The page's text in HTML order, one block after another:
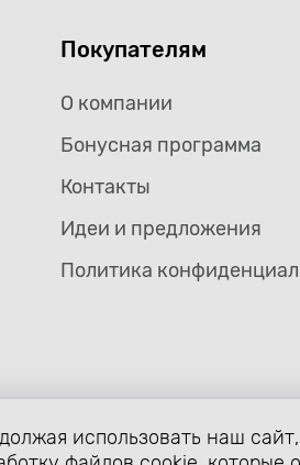
Покупателям
О компании
Бонусная программа
Контакты
Идеи и предложения
Политика
структура и оформление
и интеллектуальной
использовать наш